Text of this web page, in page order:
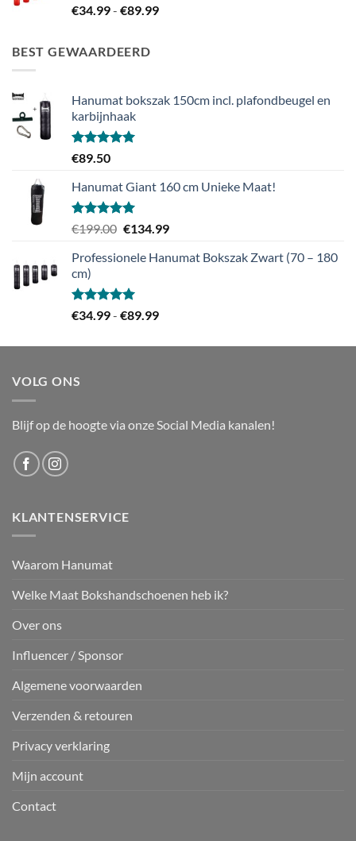
€34.99- €89.99Prijsklasse:
BEST GEWAARDEERD
Hanumat bokszak 150cm incl. plafondbeugel en
karbijnhaak
Gewaardeerd
€89.50
Hanumat Giant 160 cm Unieke Maat!
Gewaardeerd
€199.00 Oorspronkelijke
was:
€134.99Huidige
is:
Professionele Hanumat Bokszak Zwart (70 – 180
cm)
Gewaardeerd
€34.99- €89.99Prijsklasse:
tot
VOLG ONS
Blijf op de hoogte via onze Social Media kanalen!
KLANTENSERVICE
Waarom Hanumat
Welke Maat Bokshandschoenen heb ik?
Over ons
Influencer / Sponsor
Algemene voorwaarden
Verzenden & retouren
Privacy verklaring
Mijn account
Contact